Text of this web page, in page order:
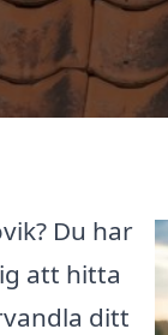
Du har
att hitta
ditt